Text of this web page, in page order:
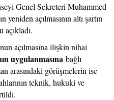
Genel Sekreteri Muhammed
açılmasının altı şartın
açılmasına ilişkin nihai
uygulanmasına bağlı
arasındaki görüşmelerin ise
teknik, hukuki ve